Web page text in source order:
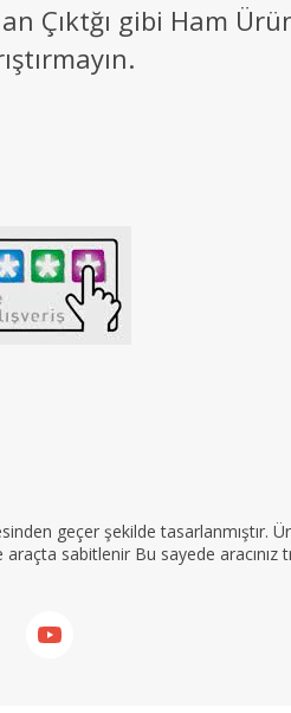
Çıktğı gibi Ham
geçer şekilde tasarlanmıştır.
sabitlenir Bu sayede